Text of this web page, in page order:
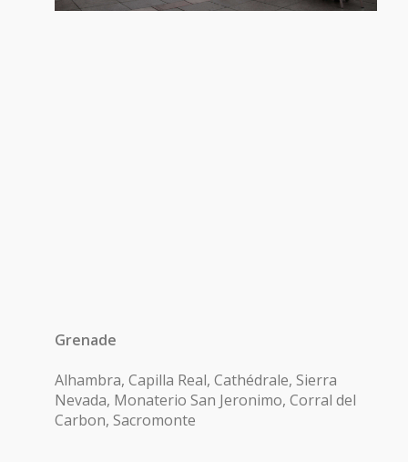
Grenade
Alhambra, Capilla Real, Cathédrale, Sierra
Nevada, Monaterio San Jeronimo, Corral del
Carbon, Sacromonte